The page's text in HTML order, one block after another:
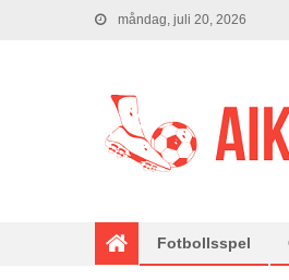
måndag, juli 20, 2026
Fotbollsspel